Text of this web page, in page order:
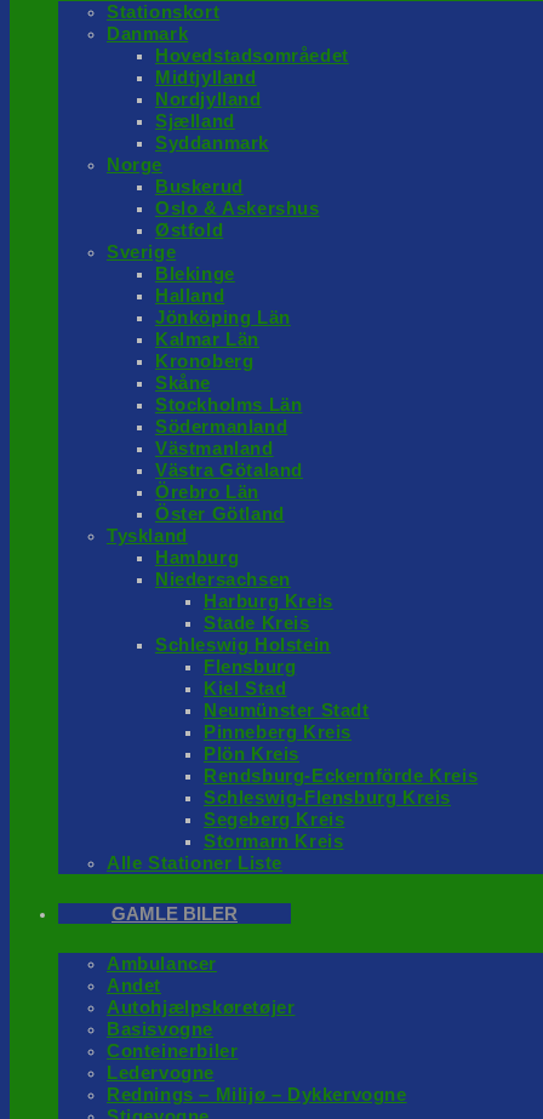
Stationskort
Danmark
Hovedstadsområedet
Midtjylland
Nordjylland
Sjælland
Syddanmark
Norge
Buskerud
Oslo & Askershus
Østfold
Sverige
Blekinge
Halland
Jönköping Län
Kalmar Län
Kronoberg
Skåne
Stockholms Län
Södermanland
Västmanland
Västra Götaland
Örebro Län
Öster Götland
Tyskland
Hamburg
Niedersachsen
Harburg Kreis
Stade Kreis
Schleswig Holstein
Flensburg
Kiel Stad
Neumünster Stadt
Pinneberg Kreis
Plön Kreis
Rendsburg-Eckernförde Kreis
Schleswig-Flensburg Kreis
Segeberg Kreis
Stormarn Kreis
Alle Stationer Liste
GAMLE BILER
Ambulancer
Andet
Autohjælpskøretøjer
Basisvogne
Conteinerbiler
Ledervogne
Rednings – Milijø – Dykkervogne